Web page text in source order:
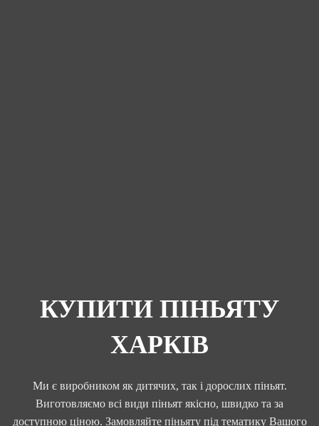
КУПИТИ ПІНЬЯТУ
ХАРКІВ
Ми є виробником як дитячих, так і дорослих піньят.
Виготовляємо всі види піньят якісно, швидко та за
доступною ціною. Замовляйте піньяту під тематику Вашого